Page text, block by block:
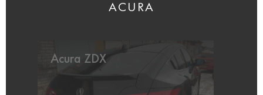
ACURA
Acura ZDX